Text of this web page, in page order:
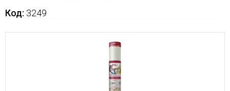
Код: 3249